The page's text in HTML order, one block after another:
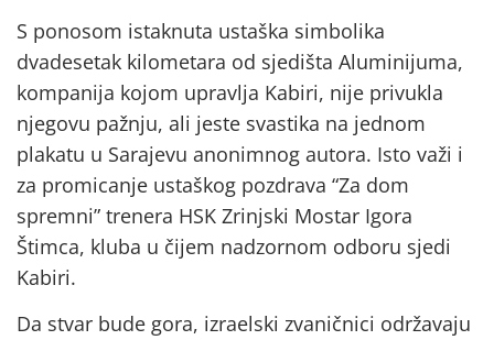
S ponosom istaknuta ustaška simbolika
dvadesetak kilometara od sjedišta Aluminijuma,
kompanija kojom upravlja Kabiri, nije privukla
njegovu pažnju, ali jeste svastika na jednom
plakatu u Sarajevu anonimnog autora. Isto važi i
za promicanje ustaškog pozdrava “Za dom
spremni” trenera HSK Zrinjski Mostar Igora
Štimca, kluba u čijem nadzornom odboru sjedi
Kabiri.
Da stvar bude gora, izraelski zvaničnici održavaju